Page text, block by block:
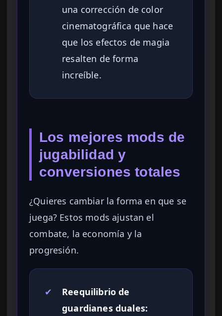
una corrección de color
cinematográfica que hace
que los efectos de magia
resalten de forma
increíble.
Los mejores mods de
jugabilidad y
conversiones totales
¿Quieres cambiar la forma en que se
juega? Estos mods ajustan el
combate, la economía y la
progresión.
✔
Reequilibrio de
guardianes duales: